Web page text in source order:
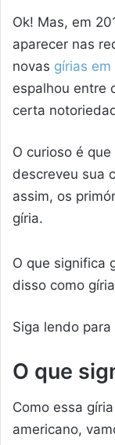
Ok! Mas, em
aparecer nas
novas gírias em
espalhou entre
certa
O curioso é
descreveu sua
assim, os
gíria.
O que significa
disso como
Siga lendo
O que
Como essa
americano,